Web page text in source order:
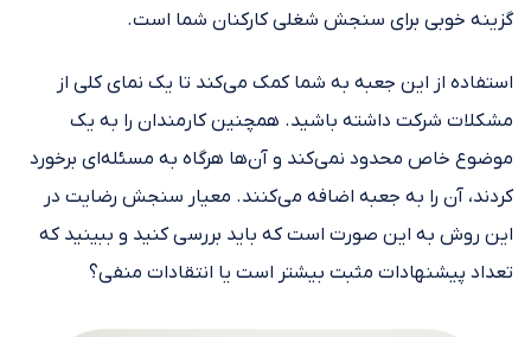
گزینه خوبی برای سنجش شغلی کارکنان شما است.
استفاده از این جعبه به شما کمک می‌کند تا یک نمای کلی از
مشکلات شرکت داشته باشید. همچنین کارمندان را به یک
موضوع خاص محدود نمی‌کند و آن‌ها هرگاه به مسئله‌ای برخورد
کردند، آن را به جعبه اضافه می‌کنند. معیار سنجش رضایت در
این روش به این صورت است که باید بررسی کنید و ببینید که
تعداد پیشنهادات مثبت بیشتر است یا انتقادات منفی؟